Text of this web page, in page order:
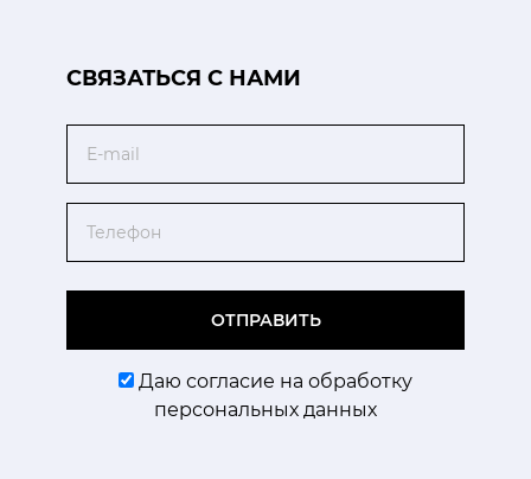
CВЯЗАТЬСЯ С НАМИ
ОТПРАВИТЬ
Даю согласие на обработку
персональных данных